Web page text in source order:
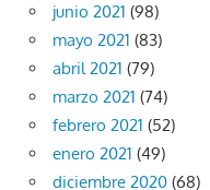
junio 2021 (98)
mayo 2021 (83)
abril 2021 (79)
marzo 2021 (74)
febrero 2021 (52)
enero 2021 (49)
diciembre 2020 (68)